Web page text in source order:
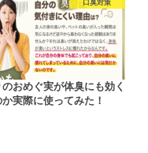
口臭対策
おめぐ実が体臭にも効く
か実際に使ってみた！